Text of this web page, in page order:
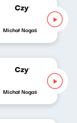
Czytał Michał
Michał Nogaś
Czytał Michał
Michał Nogaś